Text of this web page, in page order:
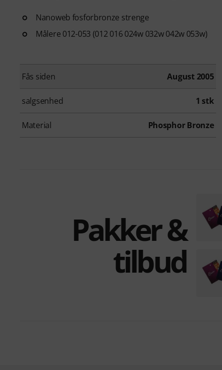
Nanoweb fosforbronze strenge
Målere 012-053 (012 016 024w 032w 042w 053w)
Fås siden August 2005
salgsenhed 1 stk
Material Phosphor Bronze
Pakker &
tilbud